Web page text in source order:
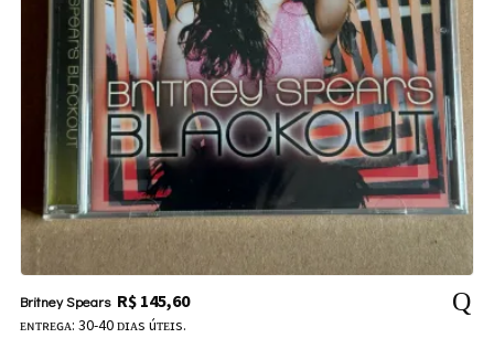
Britney Spears R$145,60
ᴇɴᴛʀᴇɢᴀ: 30-40 ᴅɪᴀs úᴛᴇɪs.